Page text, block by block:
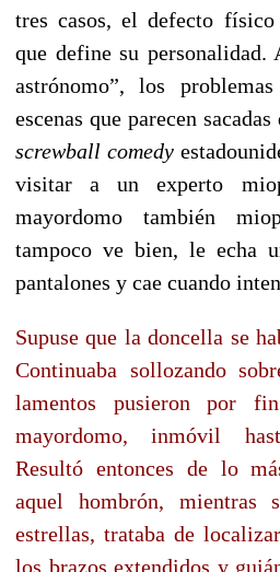
tres casos, el defecto
que define su personalidad.
astrónomo”, los
escenas que parecen
screwball comedy
visitar a un experto
mayordomo también
tampoco ve bien, le echa
pantalones y cae cuando
Supuse que la doncella se
Continuaba sollozando
lamentos pusieron por
mayordomo, inmóvil
Resultó entonces de lo
aquel hombrón, mientras
estrellas, trataba de
los brazos extendidos y